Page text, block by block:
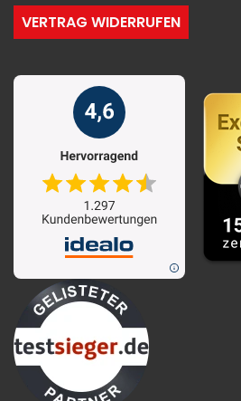
VERTRAG WIDERRUFEN